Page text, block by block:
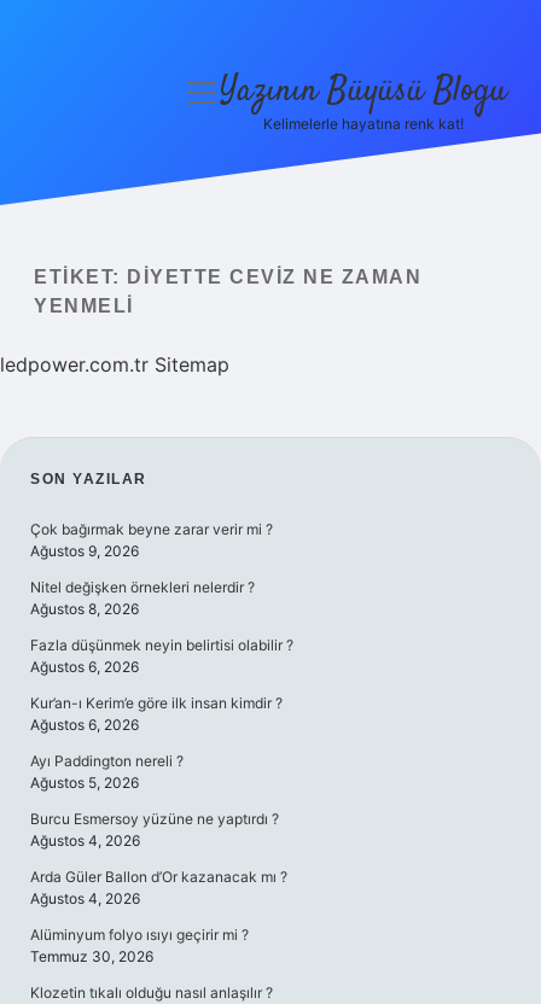
Yasal Uyarı
menüyü
Yazının Büyüsü Blogu
Kelimelerle hayatına renk kat!
ETIKET:
DIYETTE CEVIZ NE ZAMAN
YENMELI
ledpower.com.tr Sitemap
SIDEBAR
SON YAZILAR
Çok bağırmak beyne zarar verir mi ?
Ağustos 9, 2026
Nitel değişken örnekleri nelerdir ?
Ağustos 8, 2026
Fazla düşünmek neyin belirtisi olabilir ?
Ağustos 6, 2026
Kur’an-ı Kerim’e göre ilk insan kimdir ?
Ağustos 6, 2026
Ayı Paddington nereli ?
Ağustos 5, 2026
Burcu Esmersoy yüzüne ne yaptırdı ?
Ağustos 4, 2026
Arda Güler Ballon d’Or kazanacak mı ?
Ağustos 4, 2026
Alüminyum folyo ısıyı geçirir mi ?
Temmuz 30, 2026
Klozetin tıkalı olduğu nasıl anlaşılır ?